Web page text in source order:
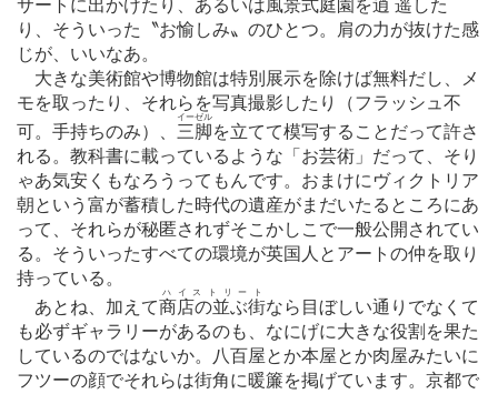
サートに出かけたり、あるいは風景式庭園を逍遥 した
り、そういった〝お愉しみ〟のひとつ。肩の力が抜けた感
じが、いいなあ。
大きな美術館や博物館は特別展示を除けば無料だし、メ
モを取ったり、それらを写真撮影したり（フラッシュ不
可。手持ちのみ）、 三脚
イーゼル
を立てて模写することだって許さ
れる。教科書に載っているような「お芸術」だって、そり
ゃあ気安くもなろうってもんです。おまけにヴィクトリア
朝という富が蓄積した時代の遺産がまだいたるところにあ
って、それらが秘匿されずそこかしこで一般公開されてい
る。そういったすべての環境が英国人とアートの仲を取り
持っている。
あとね、加えて商店の並ぶ街
ハイストリート
なら目ぼしい通りでなくて
も必ずギャラリーがあるのも、なにげに大きな役割を果た
しているのではないか。八百屋とか本屋とか肉屋みたいに
フツーの顔でそれらは街角に暖簾を掲げています。京都で